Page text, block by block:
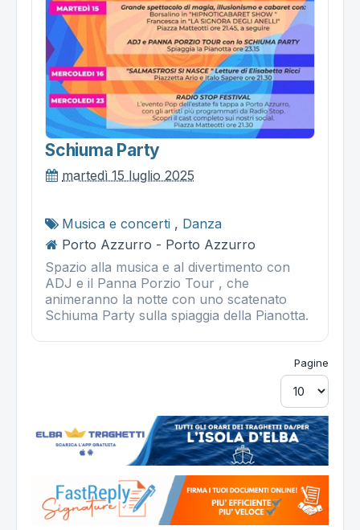
Schiuma Party
martedì 15 luglio 2025
Musica e concerti , Danza
Porto Azzurro - Porto Azzurro
Spazio alla musica e al divertimento con
ADJ e il Panna Porzio Tour , che
animeranno la notte con uno scatenato
Schiuma Party sulla spiaggia della Pianotta.
Pagine